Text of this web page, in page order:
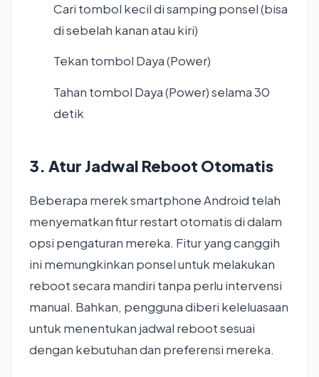
Cari tombol kecil di samping ponsel (bisa
di sebelah kanan atau kiri)
Tekan tombol Daya (Power)
Tahan tombol Daya (Power) selama 30
detik
3. Atur Jadwal Reboot Otomatis
Beberapa merek smartphone Android telah
menyematkan fitur restart otomatis di dalam
opsi pengaturan mereka. Fitur yang canggih
ini memungkinkan ponsel untuk melakukan
reboot secara mandiri tanpa perlu intervensi
manual. Bahkan, pengguna diberi keleluasaan
untuk menentukan jadwal reboot sesuai
dengan kebutuhan dan preferensi mereka.